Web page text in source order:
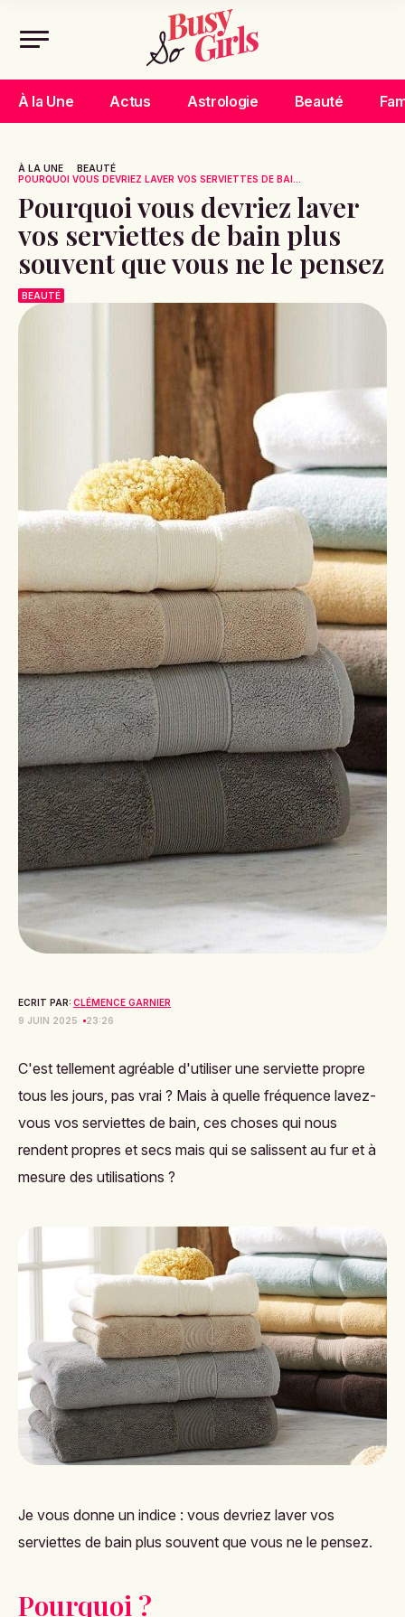
À la Une Actus Astrologie Beauté
À LA UNE
BEAUTÉ
POURQUOI VOUS DEVRIEZ LAVER VOS SERVIETTES DE BAI...
Pourquoi vous devriez laver
vos serviettes de bain plus
souvent que vous ne le pensez
BEAUTÉ
ECRIT PAR: CLÉMENCE GARNIER
9 JUIN 2025
23:26
C'est tellement agréable d'utiliser une serviette propre
tous les jours, pas vrai ? Mais à quelle fréquence lavez-
vous vos serviettes de bain, ces choses qui nous
rendent propres et secs mais qui se salissent au fur et à
mesure des utilisations ?
Je vous donne un indice : vous devriez laver vos
serviettes de bain plus souvent que vous ne le pensez.
Pourquoi ?